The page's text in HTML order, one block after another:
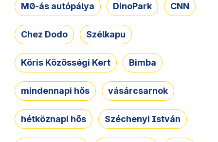
M0-ás autópálya DinoPark CNN
Chez Dodo Szélkapu
Kőris Közösségi Kert Bimba
mindennapi hős vásárcsarnok
hétköznapi hős Széchenyi István